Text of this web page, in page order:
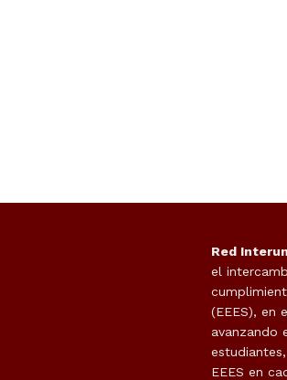
Red
el
(EEES), en
avanzando
EEES en